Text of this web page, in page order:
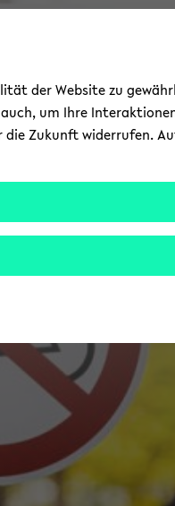
der Website zu
um Ihre
Zukunft widerrufen.